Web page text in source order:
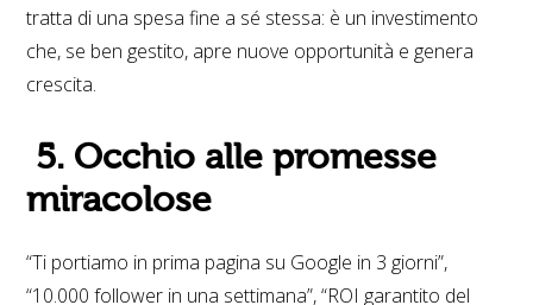
tratta di una spesa fine a sé stessa: è un investimento
che, se ben gestito, apre nuove opportunità e genera
crescita.
5. Occhio alle promesse
miracolose
“Ti portiamo in prima pagina su Google in 3 giorni”,
“10.000 follower in una settimana”, “ROI garantito del